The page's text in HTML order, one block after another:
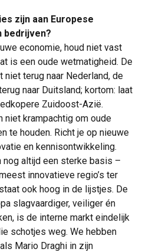
zijn aan Europese
bedrijven?
economie, houd niet vast
is een oude wetmatigheid. De
terug naar Nederland, de
naar Duitsland; kortom: laat
Zuidoost-Azië.
niet krampachtig om oude
te houden. Richt je op nieuwe
en kennisontwikkeling.
nog altijd een sterke basis –
innovatieve regio’s ter
ook hoog in de lijstjes. De
slagvaardiger, veiliger én
is de interne markt eindelijk
schotjes weg. We hebben
Mario Draghi in zijn